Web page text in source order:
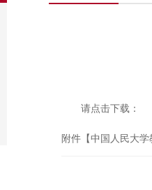
请点击下载：
附件【中国人民大学